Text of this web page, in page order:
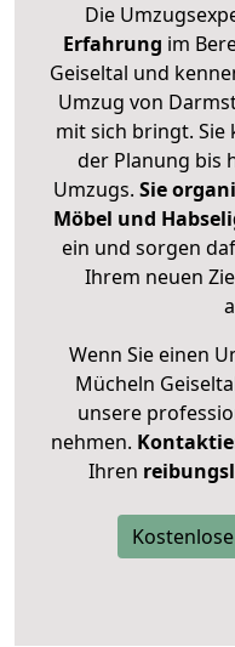
Die
Erfahrung im
Geiseltal und
Umzug von
mit sich bringt. Sie
der Planung bis
Umzugs. Sie
Möbel und
ein und sorgen
Ihrem neuen
Wenn Sie einen
Mücheln
unsere
nehmen.
Ihren